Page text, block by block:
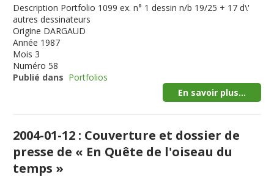
Description Portfolio 1099 ex. n° 1 dessin n/b 19/25 + 17 d\'
autres dessinateurs
Origine DARGAUD
Année 1987
Mois 3
Numéro 58
Publié dans Portfolios
En savoir plus...
2004-01-12 : Couverture et dossier de
presse de « En Quête de l'oiseau du
temps »